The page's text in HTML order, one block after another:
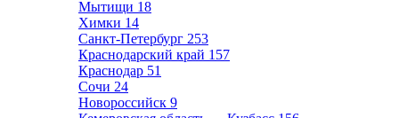
Мытищи 18
Химки 14
Санкт-Петербург 253
Краснодарский край 157
Краснодар 51
Сочи 24
Новороссийск 9